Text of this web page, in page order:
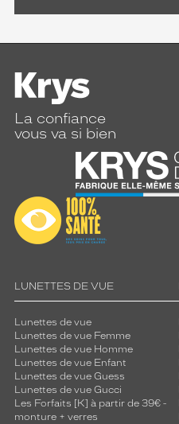
La confiance
vous va si bien
LUNETTES DE VUE
Lunettes de vue
Lunettes de vue Femme
Lunettes de vue Homme
Lunettes de vue Enfant
Lunettes de vue Guess
Lunettes de vue Gucci
Les Forfaits [K] à partir de 39€ -
monture + verres